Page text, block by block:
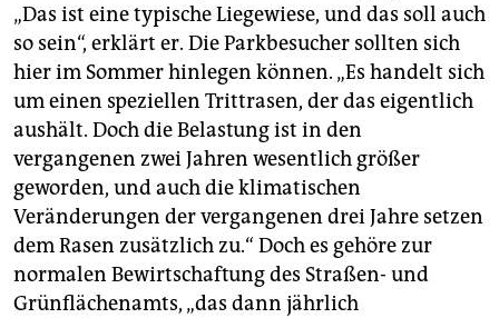
„Das ist eine typische Liegewiese, und das soll auch
so sein“, erklärt er. Die Parkbesucher sollten sich
hier im Sommer hinlegen können. „Es handelt sich
um einen speziellen Trittrasen, der das eigentlich
aushält. Doch die Belastung ist in den
vergangenen zwei Jahren wesentlich größer
geworden, und auch die klimatischen
Veränderungen der vergangenen drei Jahre setzen
dem Rasen zusätzlich zu.“ Doch es gehöre zur
normalen Bewirtschaftung des Straßen- und
Grünflächenamts, „das dann jährlich